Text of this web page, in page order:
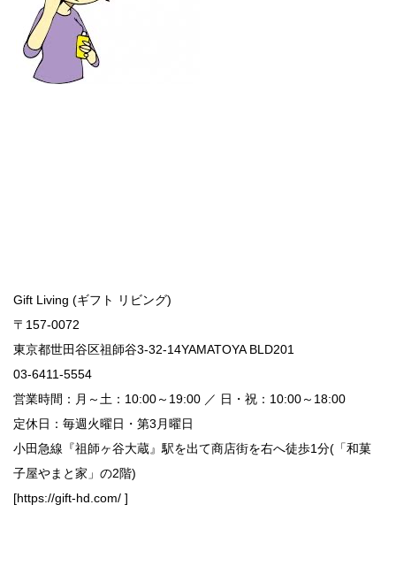
Gift Living (ギフト リビング)
〒157-0072
東京都世田谷区祖師谷3-32-14YAMATOYA BLD201
03-6411-5554
営業時間：月～土：10:00～19:00 ／ 日・祝：10:00～18:00
定休日：毎週火曜日・第3月曜日
小田急線『祖師ヶ谷大蔵』駅を出て商店街を右へ徒歩1分(「和菓
子屋やまと家」の2階)
[https://gift-hd.com/ ]